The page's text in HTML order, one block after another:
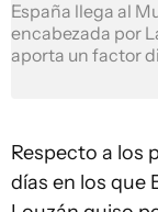
España llega al
encabezada por
aporta un factor
Respecto a los
días en los que